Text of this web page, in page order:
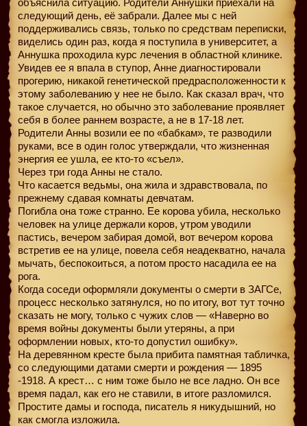
следующий день, её забрали. Далее мы с ней
поддерживались связь, только по средствам переписки,
виделись один раз, когда я поступила в университет, а
Аннушка проходила курс лечения в областной клинике.
Увидев ее я впала в ступор, Анне диагностировали
прогерию, никакой генетической предрасположенности к
этому заболеванию у нее не было. Как сказал врач, что
такое случается, но обычно это заболевание проявляет
себя в более раннем возрасте, а не в 17-18 лет.
Родители Анны возили ее по «бабкам», те разводили
руками, все в один голос утверждали, что жизненная
энергия ее ушла, ее кто-то «съел».
Через три года Анны не стало.
Что касается ведьмы, она жила и здравствовала, по
прежнему сдавая комнаты девчатам.
Погибла она тоже странно. Ее корова убила, несколько
человек на улице держали коров, утром уводили
пастись, вечером забирая домой, вот вечером корова
встретив ее на улице, повела себя неадекватно, начала
мычать, беспокоиться, а потом просто насадила ее на
рога.
Когда соседи оформляли документы о смерти в ЗАГСе,
процесс несколько затянулся, но по итогу, вот тут точно
сказать не могу, только с чужих слов — «Наверно во
время войны документы были утеряны, а при
оформлении новых, кто-то допустил ошибку».
На деревянном кресте была прибита памятная табличка,
со следующими датами смерти и рождения — 1895
-1918. А крест… с ним тоже было не все ладно. Он все
время падал, как его не ставили, в итоге разломился.
Простите дамы и господа, писатель я никудышний, но
как смогла изложила.